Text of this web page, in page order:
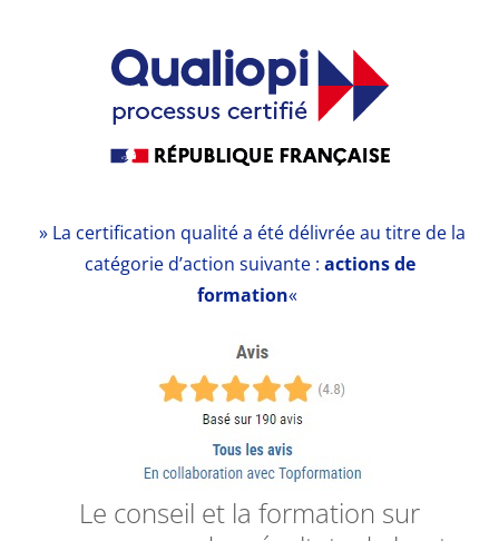
» La certification qualité a été délivrée au titre de la
catégorie d’action suivante : actions de
formation«
Le conseil et la formation sur